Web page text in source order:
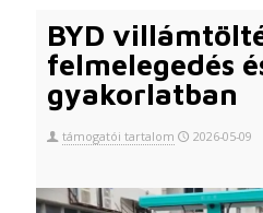
BYD
felmelegedés
gyakorlatban
támogatói tartalom 2026-05-09